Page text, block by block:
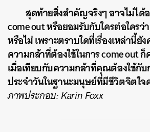
สุดท้ายสิ่งสำคัญจริงๆ อาจไม่ได้
come out หรือยอมรับกับใครต่อใครว่า
หรือไม่ เพราะตราบใดที่เรื่องเหล่านี้ยั
ความกล้าที่ต้องใช้ในการ come out
เมื่อเทียบกับความกล้าที่คุณต้องใช้กั
ประจำวันในฐานะมนุษย์ที่มีชีวิตจิตใ
ภาพประกอบ: Karin Foxx